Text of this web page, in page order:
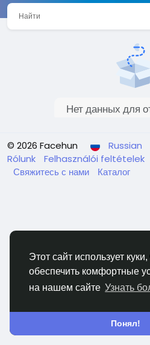
Этот сайт использует
обеспечить комфортные
на нашем сайте Узнать
Понял!
Найти
Нет данных для
© 2026 Facehun
Russian
Rólunk
Felhasználói feltételek
Свяжитесь с нами
Каталог